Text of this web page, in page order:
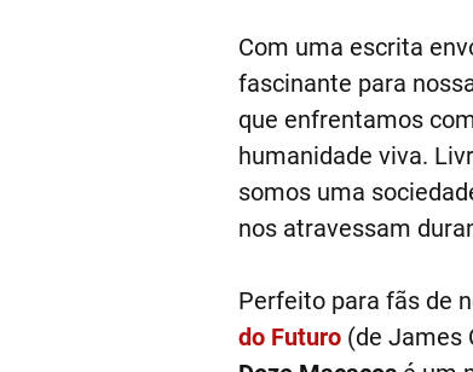
Com uma escrita
fascinante para
que enfrentamos
humanidade viva.
somos uma
nos atravessam
Perfeito para fãs de
do Futuro(de James